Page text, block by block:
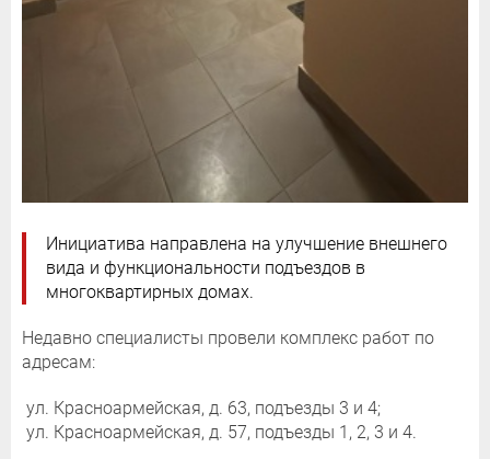
Инициатива направлена на улучшение внешнего
вида и функциональности подъездов в
многоквартирных домах.
Недавно специалисты провели комплекс работ по
адресам:
ул. Красноармейская, д. 63, подъезды 3 и 4;
ул. Красноармейская, д. 57, подъезды 1, 2, 3 и 4.